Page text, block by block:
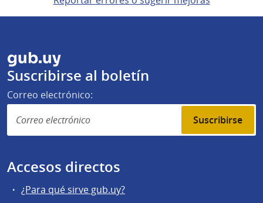
gub.uy
Suscribirse al boletín
Correo electrónico:
Suscribirse
Accesos directos
¿Para qué sirve gub.uy?